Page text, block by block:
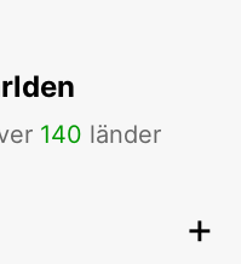
140 länder